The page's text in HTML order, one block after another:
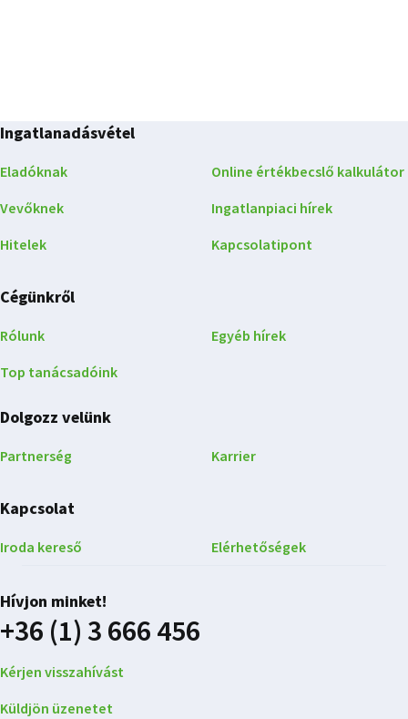
Ingatlanadásvétel
Eladóknak
Vevőknek
Hitelek
Online értékbecslő kalkulátor
Ingatlanpiaci hírek
Kapcsolatipont
Cégünkről
Rólunk
Top tanácsadóink
Egyéb hírek
Dolgozz velünk
Partnerség Karrier
Kapcsolat
Iroda kereső Elérhetőségek
Hívjon minket!
+36 (1) 3 666 456
Kérjen visszahívást
Küldjön üzenetet